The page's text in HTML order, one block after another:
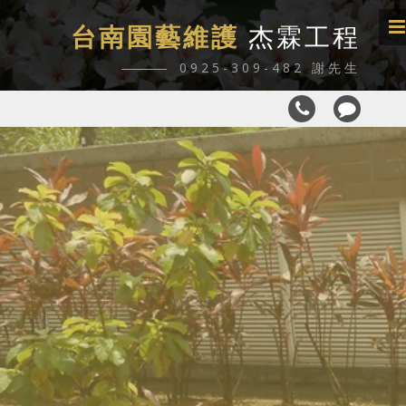
台南園藝維護杰霖工程
0925-309-482 謝先生